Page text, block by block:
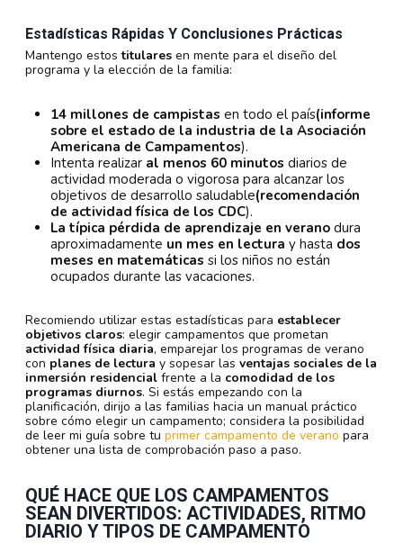
Estadísticas Rápidas Y Conclusiones Prácticas
Mantengo estostitulares en mente para el diseño del
programa y la elección de la familia:
14 millones de campistas en todo el país(informe
sobre el estado de la industria de la Asociación
Americana de Campamentos).
Intenta realizar al menos 60 minutos diarios de
actividad moderada o vigorosa para alcanzar los
objetivos de desarrollo saludable(recomendación
de actividad física de los CDC).
La típica pérdida de aprendizaje en verano dura
aproximadamente un mes en lectura y hasta dos
meses en matemáticas si los niños no están
ocupados durante las vacaciones.
Recomiendo utilizar estas estadísticas para establecer
objetivos claros: elegir campamentos que prometan
actividad física diaria, emparejar los programas de verano
con planes de lectura y sopesar las ventajas sociales de la
inmersión residencial frente a la comodidad de los
programas diurnos. Si estás empezando con la
planificación, dirijo a las familias hacia un manual práctico
sobre cómo elegir un campamento; considera la posibilidad
de leer mi guía sobre tu primer campamento de verano para
obtener una lista de comprobación paso a paso.
QUÉ HACE QUE LOS CAMPAMENTOS
SEAN DIVERTIDOS: ACTIVIDADES, RITMO
DIARIO Y TIPOS DE CAMPAMENTO